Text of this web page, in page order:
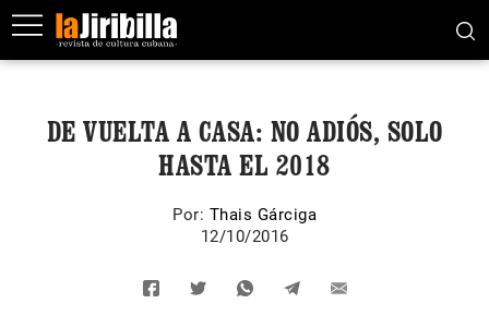
DE VUELTA A CASA: NO ADIÓS, SOLO
HASTA EL 2018
Por: Thais Gárciga
12/10/2016